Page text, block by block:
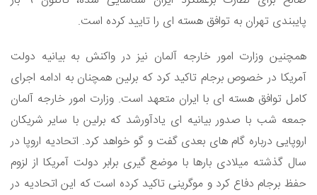
پایبندی تهران به توافق هسته ای را تایید کرده است.
همچنین وزارت امور خارجه آلمان نیز در واکنش به بیانیه دولت
آمریکا در خصوص برجام تاکید کرد که برلین همچنان به ادامه اجرای
کامل توافق هسته ای با ایران متعهد است. وزارت امور خارجه آلمان
جمعه شب با صدور بیانیه ای یادآورشد که برلین با سایر شریکان
اروپایی درباره گام های بعدی گفت و گو خواهد کرد. اتحادیه اروپا در
سال گذشته میلادی بارها با موضع گیری برابر دولت آمریکا از لزوم
حفظ برجام دفاع کرد و موگرینی تاکید کرده است که این اتحادیه در